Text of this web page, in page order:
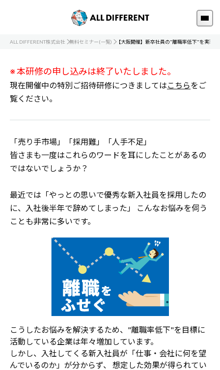
ALL DIFFERENT株式会社 無料セミナー(一覧) 【大阪開催】新卒社員の"離職率低下"を実現
※ 本研修の申し込みは終了いたしました。
現在開催中の特別ご招待研修につきましてはこちらをご
覧ください。
「売り手市場」「採用難」「人手不足」
皆さまも一度はこれらのワードを耳にしたことがあるの
ではないでしょうか？
最近では「やっとの思いで優秀な新入社員を採用したの
に、入社後半年で辞めてしまった」 こんなお悩みを伺う
ことも非常に多いです。
こうしたお悩みを解決するため、"離職率低下"を目標に
活動している企業は年々増加しています。
しかし、入社してくる新入社員が「仕事・会社に何を望
んでいるのか」が分からず、 想定した効果が得られてい